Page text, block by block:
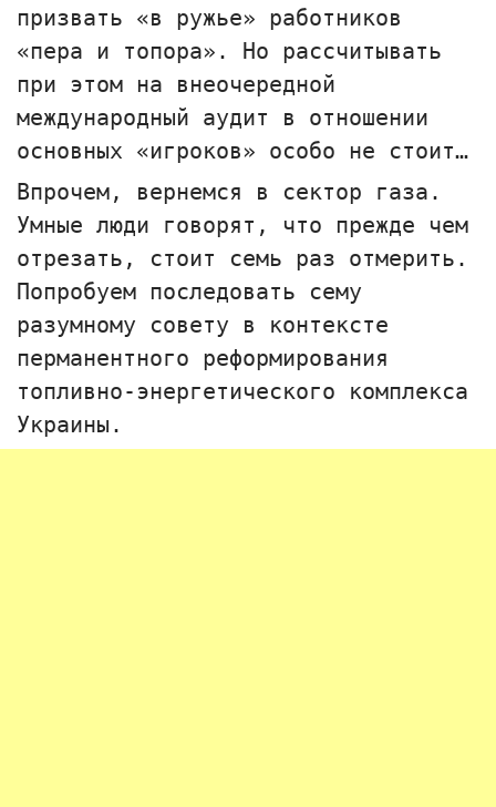
призвать «в ружье» работников
«пера и топора». Но рассчитывать
при этом на внеочередной
международный аудит в отношении
основных «игроков» особо не стоит…
Впрочем, вернемся в сектор газа.
Умные люди говорят, что прежде чем
отрезать, стоит семь раз отмерить.
Попробуем последовать сему
разумному совету в контексте
перманентного реформирования
топливно-энергетического комплекса
Украины.